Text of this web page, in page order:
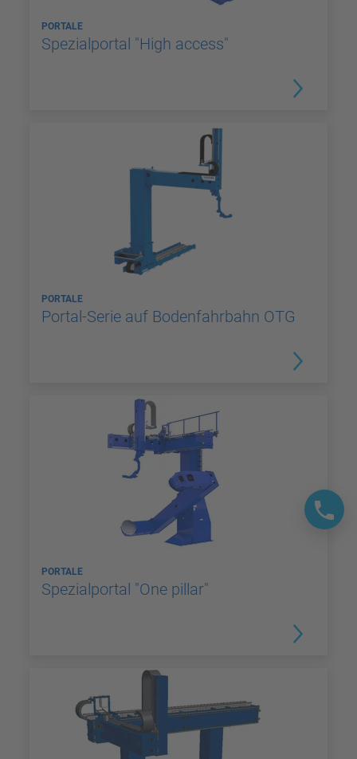
PORTALE
Spezialportal "High access"
PORTALE
Portal-Serie auf Bodenfahrbahn OTG
PORTALE
Spezialportal "One pillar"